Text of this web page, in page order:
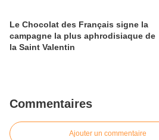
Le Chocolat des Français signe la
campagne la plus aphrodisiaque de
la Saint Valentin
Commentaires
Ajouter un commentaire